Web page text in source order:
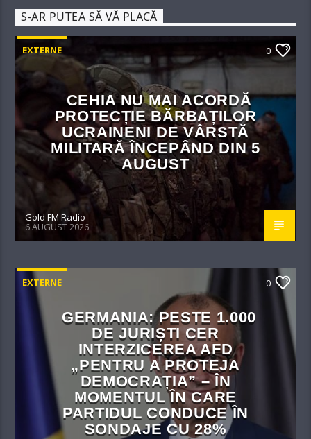
S-AR PUTEA SĂ VĂ PLACĂ
EXTERNE 0
CEHIA NU MAI ACORDĂ
PROTECȚIE BĂRBAȚILOR
UCRAINENI DE VÂRSTĂ
MILITARĂ ÎNCEPÂND DIN 5
AUGUST
Gold FM Radio
6 AUGUST 2026
EXTERNE 0
GERMANIA: PESTE 1.000
DE JURIȘTI CER
INTERZICEREA AFD
„PENTRU A PROTEJA
DEMOCRAȚIA” – ÎN
MOMENTUL ÎN CARE
PARTIDUL CONDUCE ÎN
SONDAJE CU 28%